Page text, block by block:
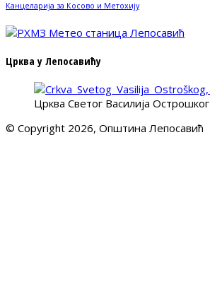
Канцеларија за Косово и Метохију
Црква у Лепосавићу
Црква Светог Василија Острошког
© Copyright 2026, Општина Лепосавић